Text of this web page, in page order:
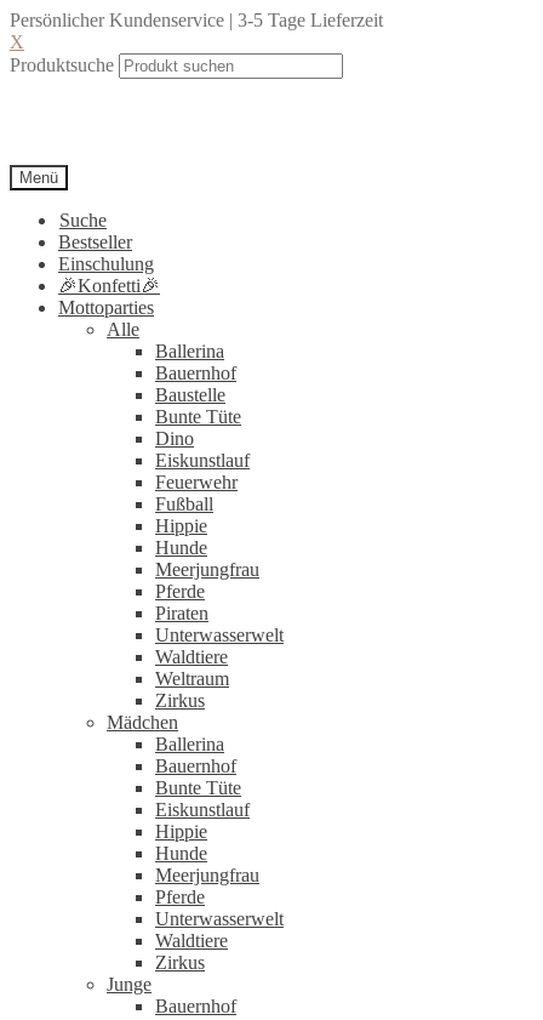
Persönlicher Kundenservice | 3-5 Tage Lieferzeit
X
Produktsuche
Menü
Suche
Bestseller
Einschulung
🎉Konfetti🎉
Mottoparties
Alle
Ballerina
Bauernhof
Baustelle
Bunte Tüte
Dino
Eiskunstlauf
Feuerwehr
Fußball
Hippie
Hunde
Meerjungfrau
Pferde
Piraten
Unterwasserwelt
Waldtiere
Weltraum
Zirkus
Mädchen
Ballerina
Bauernhof
Bunte Tüte
Eiskunstlauf
Hippie
Hunde
Meerjungfrau
Pferde
Unterwasserwelt
Waldtiere
Zirkus
Junge
Bauernhof